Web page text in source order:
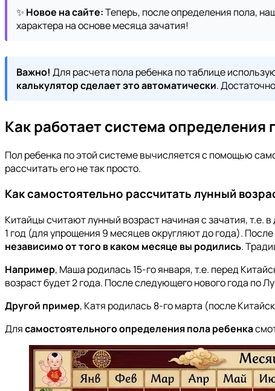
✨ Новое на сайте:Теперь, после определения пола,
характера на основе месяца зачатия!
Важно! Для расчета пола ребенка по таблице
калькулятор сделает это автоматически.
Как работает система
Пол ребенка по этой системе вычисляется с помощью
рассчитать его не так просто.
Как самостоятельно рассчитать лунный
Китайцы считают лунный возраст начиная с зачатия, т.е.
1 год (для упрощения 9 месяцев округляют до года).
независимо от того в каком месяце вы родились.
Например, Маша родилась 15-го января, т.е. перед
возраст будет 2 года. После следующего нового года по
Другой пример, Катя родилась 8-го марта (после
Длясамостоятельного определения пола ребенка